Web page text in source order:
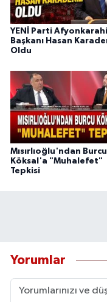
YENİ Parti
Başkanı Hasan
Oldu
Mısırlıoğlu'ndan Burcu
Köksal'a "Muhalefet"
Tepkisi
Yorumlar